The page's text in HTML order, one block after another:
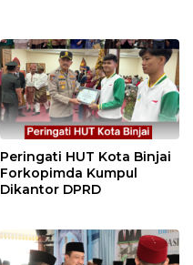
Peringati HUT Kota Binjai
Forkopimda Kumpul
Dikantor DPRD